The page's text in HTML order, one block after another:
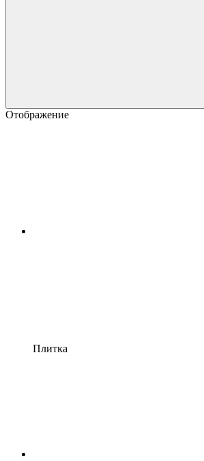
Отображение
Плитка